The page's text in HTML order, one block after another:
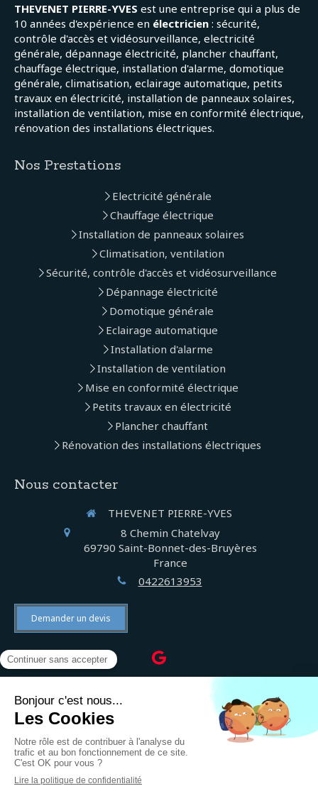
THEVENET PIERRE-YVES est une entreprise qui a plus de
10 années d'expérience en électricien : sécurité,
contrôle d'accès et vidéosurveillance, electricité
générale, dépannage électricité, plancher chauffant,
chauffage électrique, installation d'alarme, domotique
générale, climatisation, eclairage automatique, petits
travaux en électricité, installation de panneaux solaires,
installation de ventilation, mise en conformité électrique,
rénovation des installations électriques.
Nos Prestations
Electricité générale
Chauffage électrique
Installation de panneaux solaires
Climatisation, ventilation
Sécurité, contrôle d'accès et vidéosurveillance
Dépannage électricité
Domotique générale
Eclairage automatique
Installation d'alarme
Installation de ventilation
Mise en conformité électrique
Petits travaux en électricité
Plancher chauffant
Rénovation des installations électriques
Nous contacter
THEVENET PIERRE-YVES
8 Chemin Chatelvay
69790 Saint-Bonnet-des-Bruyères
France
0422613953
Demander un devis
©2022 THEVENET PIERRE-YVES - Électricien
Mentions légales